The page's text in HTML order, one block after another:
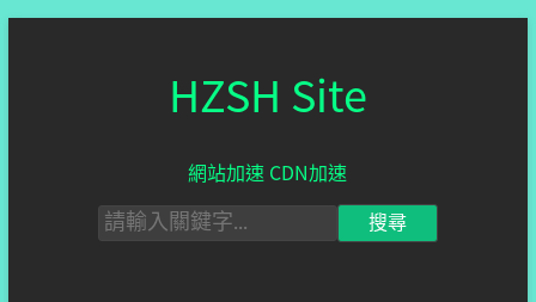
HZSH Site
網站加速 CDN加速